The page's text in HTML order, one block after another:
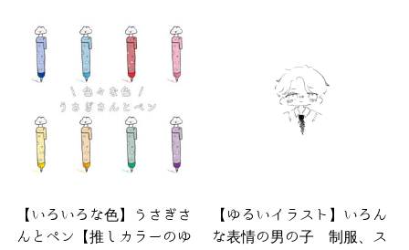
【いろいろな色】うさぎさ
んとペン【推しカラーのゆ
【ゆるいイラスト】いろん
な表情の男の子 制服、ス